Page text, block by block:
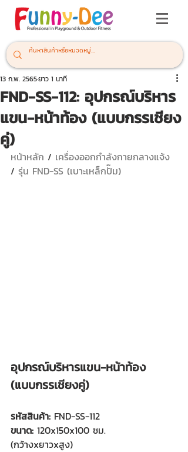
FND-SS-112: อุปกรณ์บริหาร
แขน-หน้าท้อง (แบบกรรเชียง
คู่)
13 ก.พ. 2565ยาว 1 นาที
หน้าหลัก / เครื่องออกกำลังกายกลางแจ้ง
/ รุ่น FND-SS (เบาะเหล็กปั๊ม)
อุปกรณ์บริหารแขน-หน้าท้อง
(แบบกรรเชียงคู่)
รหัสสินค้า: FND-SS-112
ขนาด: 120x150x100 ซม.
(กว้างxยาวxสูง)